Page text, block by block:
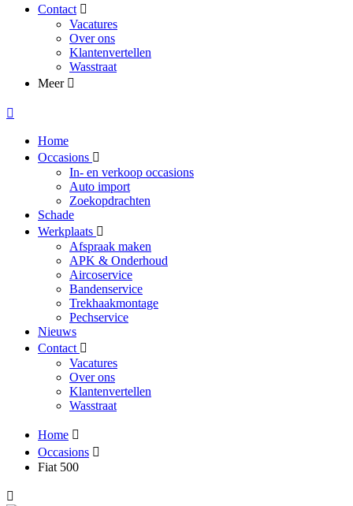
Contact
Vacatures
Over ons
Klantenvertellen
Wasstraat
Meer
Home
Occasions
In- en verkoop occasions
Auto import
Zoekopdrachten
Schade
Werkplaats
Afspraak maken
APK & Onderhoud
Aircoservice
Bandenservice
Trekhaakmontage
Pechservice
Nieuws
Contact
Vacatures
Over ons
Klantenvertellen
Wasstraat
Home
Occasions
Fiat 500